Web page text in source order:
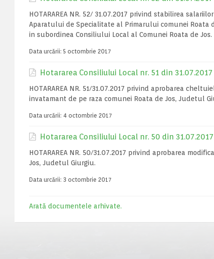
HOTARAREA NR. 52/ 31.07.2017 privind stabilirea
Aparatului de Specialitate al Primarului comunei
in subordinea Consiliului Local al Comunei Roata de Jos.
Data urcării: 5 octombrie 2017
Hotararea Consiliului Local nr. 51 din 31.07.2017
HOTARAREA NR. 51/31.07.2017 privind aprobarea
invatamant de pe raza comunei Roata de Jos, Judetul
Data urcării: 4 octombrie 2017
Hotararea Consiliului Local nr. 50 din 31.07.2017
HOTARAREA NR. 50/31.07.2017 privind aprobarea
Jos, Judetul Giurgiu.
Data urcării: 3 octombrie 2017
Arată documentele arhivate.